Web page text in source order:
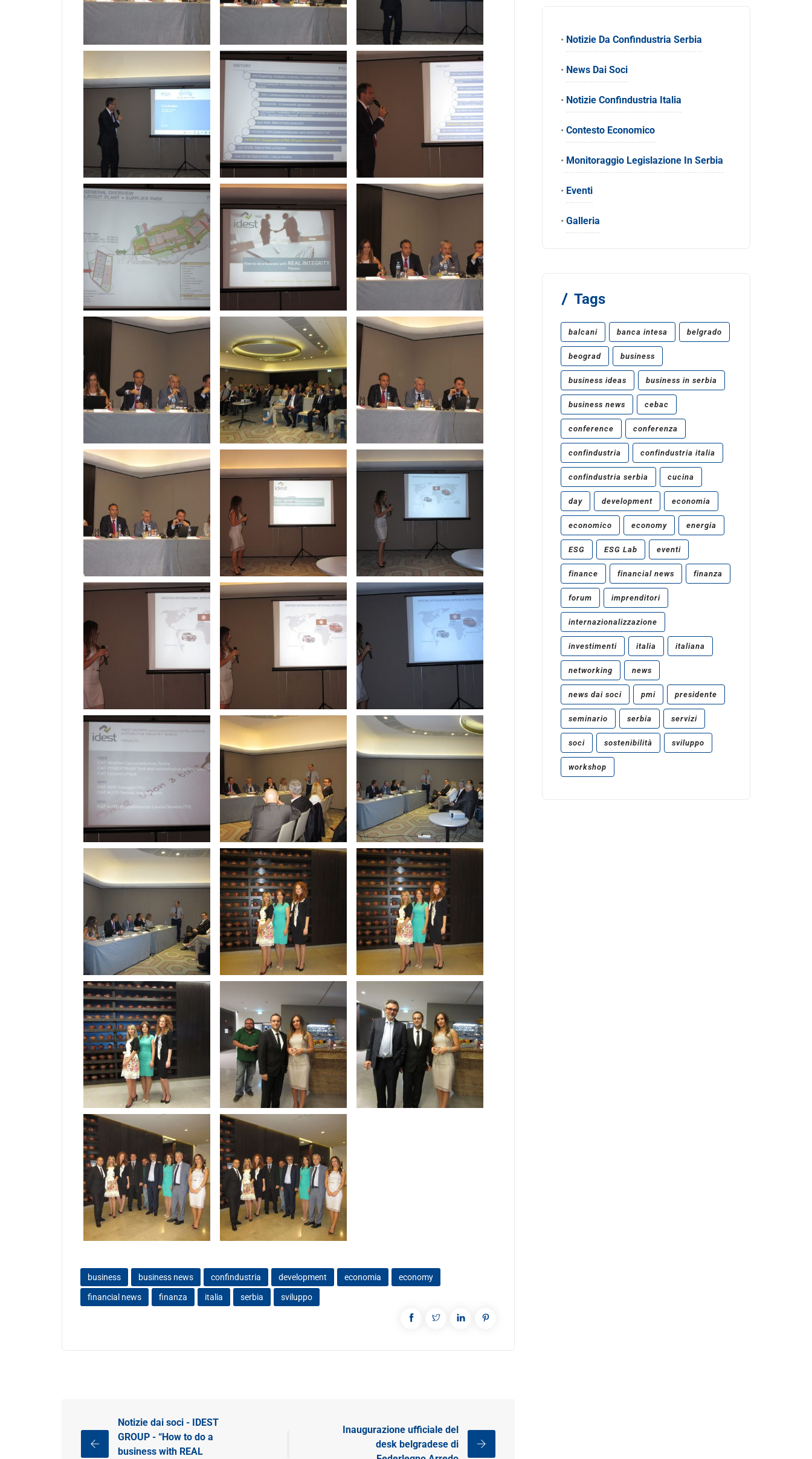
business business news confindustria development economia economy
financial news finanza italia serbia sviluppo
Notizie dai soci - IDEST
GROUP - “How to do a
business with REAL
Inaugurazione ufficiale del
desk belgradese di
• Notizie Da Confindustria Serbia
• News Dai Soci
• Notizie Confindustria Italia
• Contesto Economico
• Monitoraggio Legislazione In Serbia
• Eventi
• Galleria
Tags
balcani banca intesa belgrado
beograd business
business ideas business in serbia
business news cebac
conference conferenza
confindustria confindustria italia
confindustria serbia cucina
day development economia
economico economy energia
ESG ESG Lab eventi
finance financial news finanza
forum imprenditori
internazionalizzazione
investimenti italia italiana
networking news
news dai soci pmi presidente
seminario serbia servizi
soci sostenibilità sviluppo
workshop